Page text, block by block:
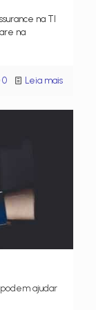
na TI
na
0 Leia mais
ajudar